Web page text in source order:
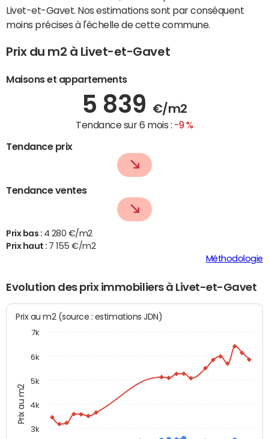
Livet-et-Gavet. Nos estimations sont par conséquent
moins précises à l'échelle de cette commune.
Prix du m2 à Livet-et-Gavet
Maisons et appartements
5 839 €/m2
Tendance sur 6 mois : -9 %
Tendance prix
Tendance ventes
Prix bas : 4 280 €/m2
Prix haut : 7 155 €/m2
Méthodologie
Evolution des prix immobiliers à Livet-et-Gavet
Prix au m2
Prix au m2 (source : estimations JDN)
3k
4k
5k
6k
7k